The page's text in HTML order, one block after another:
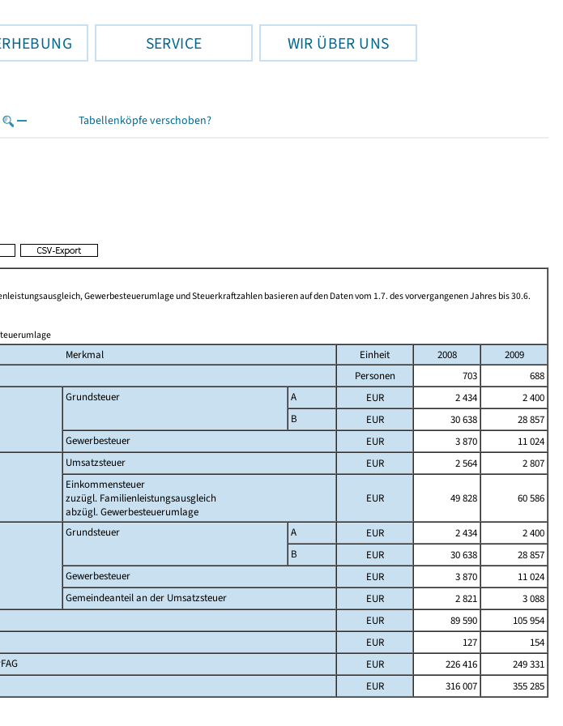
SERVICE WIR ÜBER UNS
Tabellenköpfe verschoben?
Gewerbesteuerumlage und Steuerkraftzahlen basieren auf den Daten vom 1.7. des vorvergangenen Jahres bis 30.6.
Merkmal Einheit 2008
2009
Personen 703
688
Grundsteuer A EUR 2 434
2 400
B
EUR 30 638
28 857
Gewerbesteuer
EUR 3 870
11 024
Umsatzsteuer EUR 2 564
2 807
Einkommensteuer
zuzügl. Familienleistungsausgleich
abzügl. Gewerbesteuerumlage
EUR 49 828 60 586
Grundsteuer A EUR 2 434
2 400
B
EUR 30 638
28 857
Gewerbesteuer
EUR 3 870
11 024
Gemeindeanteil an der Umsatzsteuer
EUR 2 821
3 088
EUR 89 590
105 954
EUR 127
154
EUR 226 416
249 331
EUR 316 007 355 285